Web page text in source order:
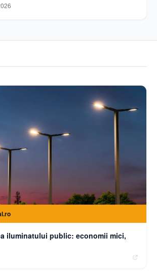
iluminatului public: economii mici,